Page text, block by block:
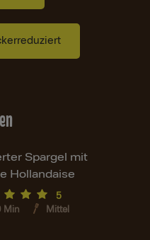
Spargel mit
Hollandaise
5
Min Mittel